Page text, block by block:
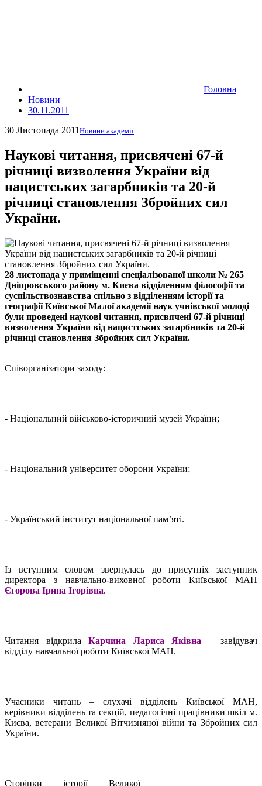
Головна
Новини
30.11.2011
30 Листопада 2011 Новини академії
Наукові читання, присвячені 67-й
річниці визволення України від
нацистських загарбників та 20-й
річниці становлення Збройних сил
України.
28 листопада у приміщенні спеціалізованої школи № 265
Дніпровського району м. Києва відділенням філософії та
суспільствознавства спільно з відділенням історії та
географії Київської Малої академії наук учнівської молоді
були проведені наукові читання, присвячені 67-й річниці
визволення України від нацистських загарбників та 20-й
річниці становлення Збройних сил України.
Співорганізатори заходу:
- Національний військово-історичний музей України;
- Національний університет оборони України;
- Український інститут національної пам’яті.
Із вступним словом звернулась до присутніх заступник
директора з навчально-виховної роботи Київської МАН
Єгорова Ірина Ігорівна.
Читання відкрила Карчина Лариса Яківна – завідувач
відділу навчальної роботи Київської МАН.
Учасники читань – слухачі відділень Київської МАН,
керівники відділень та секцій, педагогічні працівники шкіл м.
Києва, ветерани Великої Вітчизняної війни та Збройних сил
України.
Сторінки історії Великої